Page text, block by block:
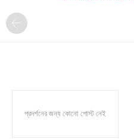
প্রদর্শনের জন্য কোনো পোস্ট নেই